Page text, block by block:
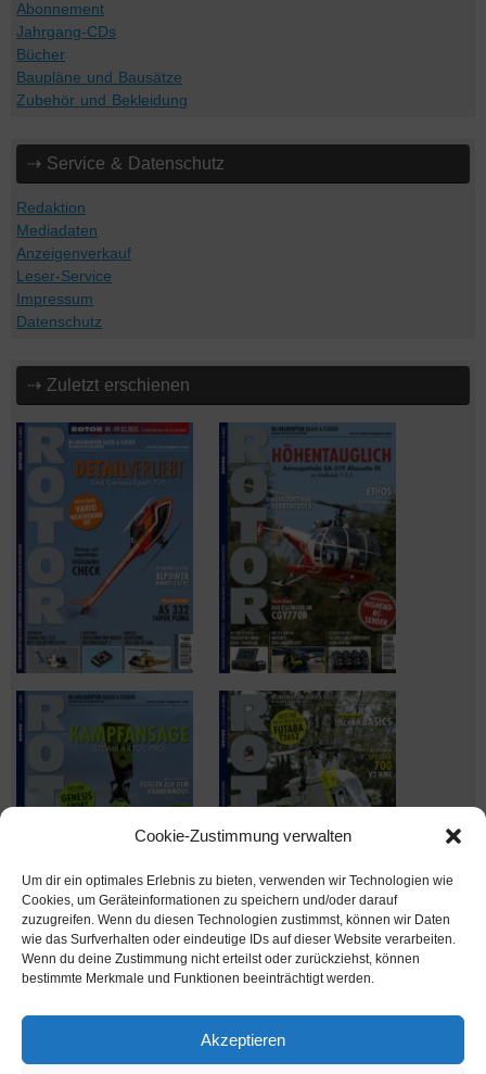
Cookie-Zustimmung verwalten
Um dir ein optimales Erlebnis zu bieten, verwenden wir Technologien wie
Cookies, um Geräteinformationen zu speichern und/oder darauf
zuzugreifen. Wenn du diesen Technologien zustimmst, können wir Daten
wie das Surfverhalten oder eindeutige IDs auf dieser Website verarbeiten.
Wenn du deine Zustimmung nicht erteilst oder zurückziehst, können
bestimmte Merkmale und Funktionen beeinträchtigt werden.
Akzeptieren
Abonnement
Jahrgang-CDs
Bücher
Baupläne und Bausätze
Zubehör und Bekleidung
⇢ Service & Datenschutz
Redaktion
Mediadaten
Anzeigenverkauf
Leser-Service
Impressum
Datenschutz
⇢ Zuletzt erschienen
Ausgabe verpasst? Kein Problem – einfach nachbestellen im